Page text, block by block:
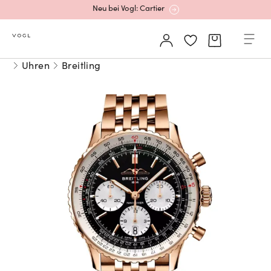
Neu bei Vogl: Cartier
Mehr erfahren: Ikonische Uhren von Cartier
Rolex Certified Pre-Owned entdecken
Neu bei Vogl: Uhren von Grand Seiko
Neu bei Vogl: Cartier
Uhren Breitling